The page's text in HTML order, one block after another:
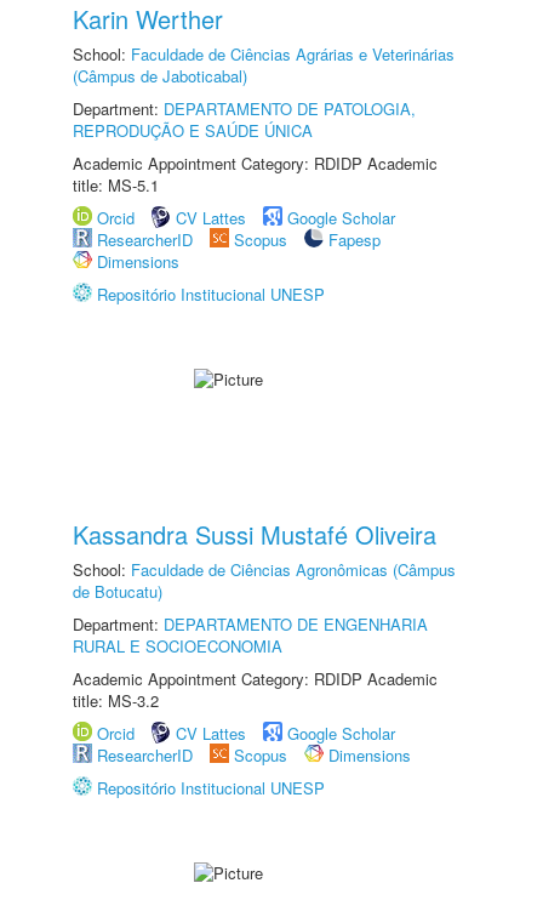
Karin Werther
School: Faculdade de Ciências Agrárias e Veterinárias
(Câmpus de Jaboticabal)
Department: DEPARTAMENTO DE PATOLOGIA,
REPRODUÇÃO E SAÚDE ÚNICA
Academic Appointment Category: RDIDP Academic
title: MS-5.1
Orcid
CV Lattes
Google Scholar
ResearcherID
Scopus
Fapesp
Dimensions
Repositório Institucional UNESP
Kassandra Sussi Mustafé Oliveira
School: Faculdade de Ciências Agronômicas (Câmpus
de Botucatu)
Department: DEPARTAMENTO DE ENGENHARIA
RURAL E SOCIOECONOMIA
Academic Appointment Category: RDIDP Academic
title: MS-3.2
Orcid
CV Lattes
Google Scholar
ResearcherID
Scopus
Dimensions
Repositório Institucional UNESP